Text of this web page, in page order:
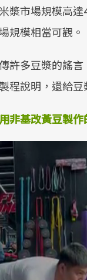
漿市場規模高
規模相當可觀。
許多豆漿的謠
程說明，還給豆
非基改黃豆製作